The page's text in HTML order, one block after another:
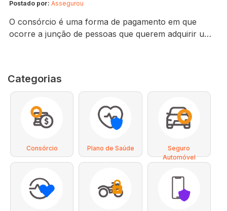
Postado por: Assegurou
O consórcio é uma forma de pagamento em que
ocorre a junção de pessoas que querem adquirir um
para acumular dinheiro e realizar o pagamento.
Quando o período estipulado no consórcio termina,…
Categorias
Consórcio Plano de Saúde
Seguro
Automóvel